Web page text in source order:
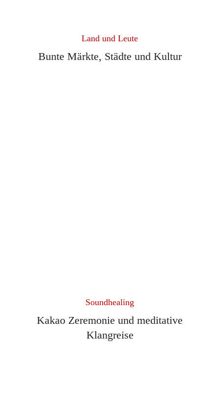
Land und Leute
Bunte Märkte, Städte und Kultur
Soundhealing
Kakao Zeremonie und meditative
Klangreise